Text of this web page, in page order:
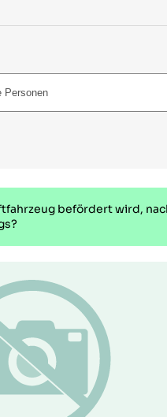
befördert wird,